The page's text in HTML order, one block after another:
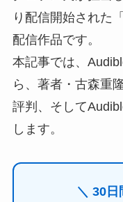
り配信開始された
配信作品です。
本記事では、
ら、著者・古森重
評判、そして
します。
＼ 30日